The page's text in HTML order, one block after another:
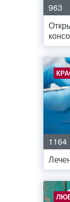
963
1164